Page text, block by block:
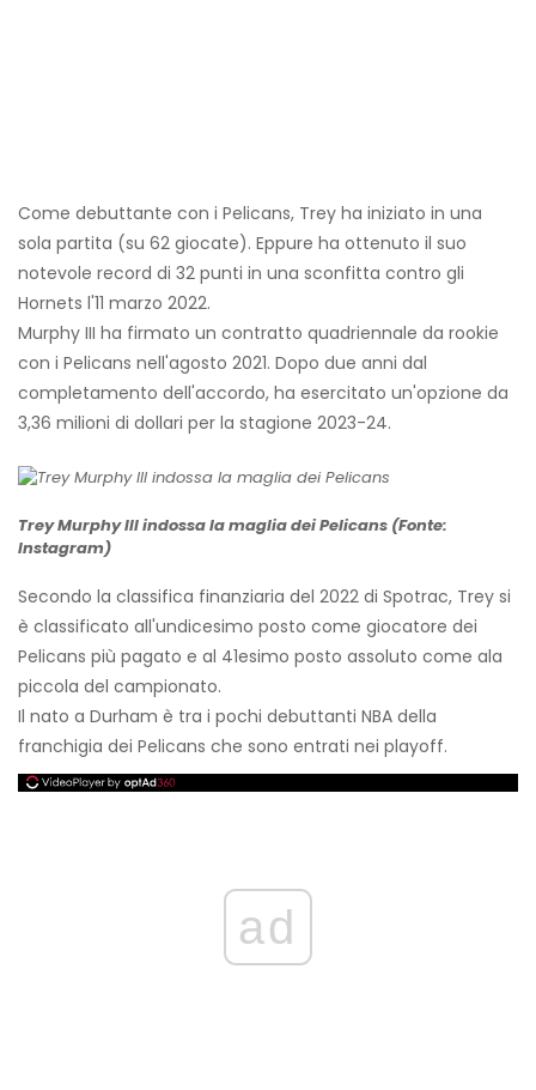
Come debuttante con i Pelicans, Trey ha iniziato in una
sola partita (su 62 giocate). Eppure ha ottenuto il suo
notevole record di 32 punti in una sconfitta contro gli
Hornets l'11 marzo 2022.
Murphy III ha firmato un contratto quadriennale da rookie
con i Pelicans nell'agosto 2021. Dopo due anni dal
completamento dell'accordo, ha esercitato un'opzione da
3,36 milioni di dollari per la stagione 2023-24.
Trey Murphy III indossa la maglia dei Pelicans (Fonte:
Instagram)
Secondo la classifica finanziaria del 2022 di Spotrac, Trey si
è classificato all'undicesimo posto come giocatore dei
Pelicans più pagato e al 41esimo posto assoluto come ala
piccola del campionato.
Il nato a Durham è tra i pochi debuttanti NBA della
franchigia dei Pelicans che sono entrati nei playoff.
ad